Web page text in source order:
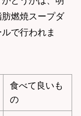
燃焼スープダ
で行われま
食べて良いも
の